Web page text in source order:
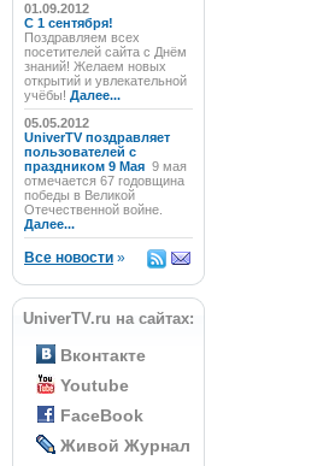
01.09.2012
C 1 сентября!
Поздравляем всех
посетителей сайта с Днём
знаний! Желаем новых
открытий и увлекательной
учёбы! Далее...
05.05.2012
UniverTV поздравляет
пользователей с
праздником 9 Мая 9 мая
отмечается 67 годовщина
победы в Великой
Отечественной войне.
Далее...
Все новости »
UniverTV.ru на сайтах:
Вконтакте
Youtube
FaceBook
Живой Журнал